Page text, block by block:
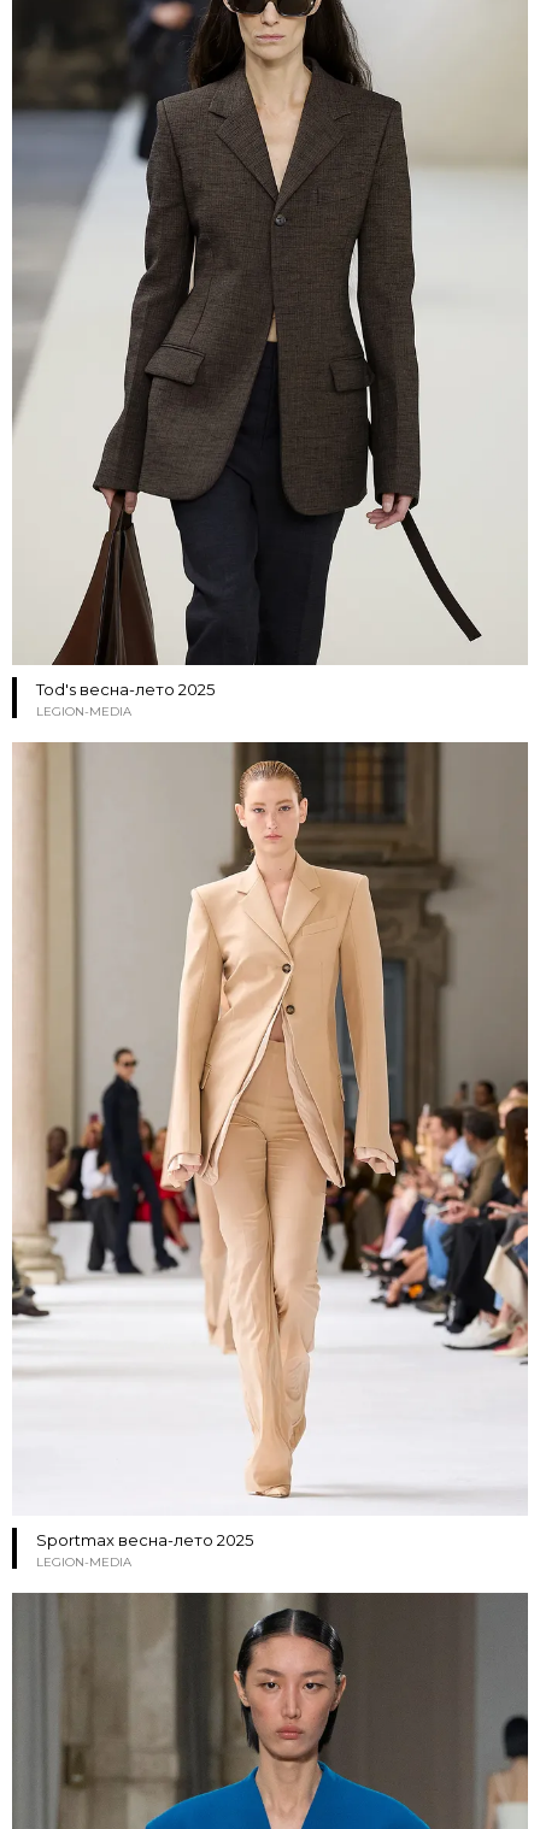
Tod's весна-лето 2025
LEGION-MEDIA
Sportmax весна-лето 2025
LEGION-MEDIA